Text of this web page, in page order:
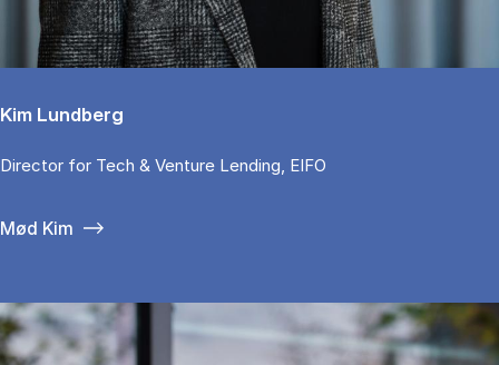
Kim Lundberg
Di­rector for Tech & Ven­tu­re Len­ding, EIFO
Mød Kim